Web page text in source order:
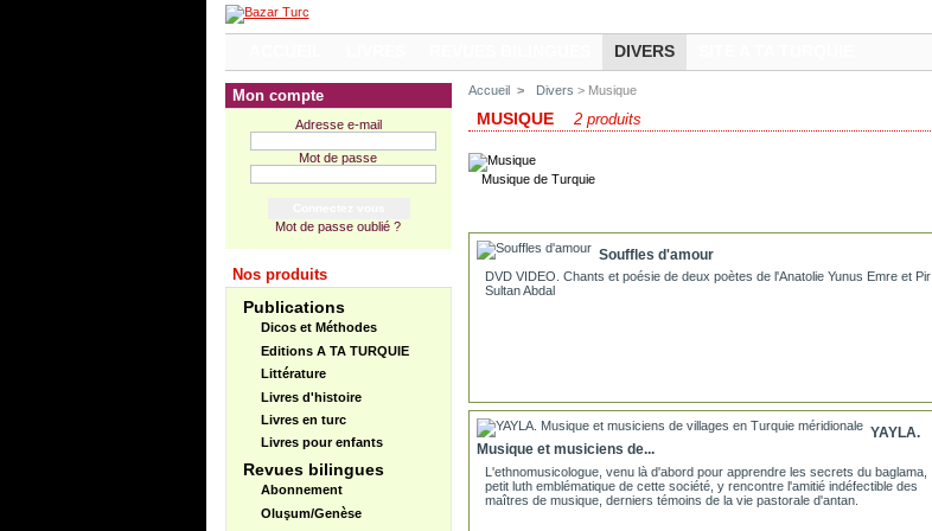
DIVERS
Mon compte
Adresse e-mail
Mot de passe
Mot de passe oublié ?
Nos produits
Publications
Dicos et Méthodes
Editions A TA TURQUIE
Littérature
Livres d'histoire
Livres en turc
Livres pour enfants
Revues bilingues
Abonnement
Oluşum/Genèse
Accueil > Divers > Musique
MUSIQUE 2 produits
Musique de Turquie
Souffles d'amour
DVD VIDEO. Chants et poésie de deux poètes de l'Anatolie Yunus Emre et Pir
Sultan Abdal
YAYLA.
Musique et musiciens de...
L'ethnomusicologue, venu là d'abord pour apprendre les secrets du baglama,
petit luth emblématique de cette société, y rencontre l'amitié indéfectible des
maîtres de musique, derniers témoins de la vie pastorale d'antan.